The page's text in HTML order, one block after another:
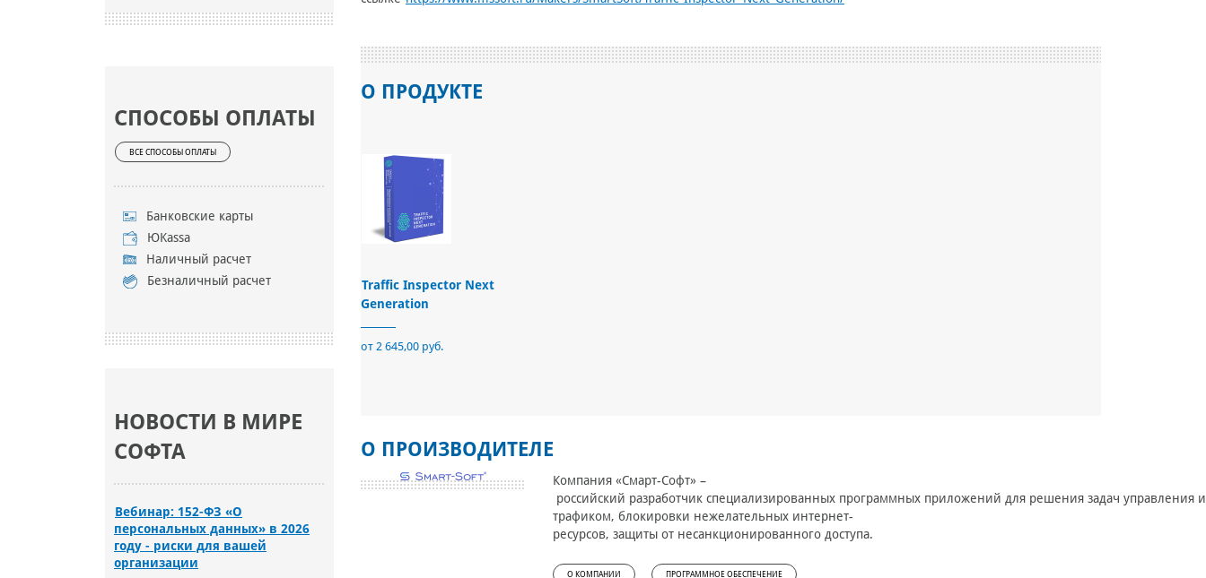
СПОСОБЫ ОПЛАТЫ
ВСЕ СПОСОБЫ ОПЛАТЫ
Банковские карты
ЮKassa
Наличный расчет
Безналичный расчет
НОВОСТИ В МИРЕ
СОФТА
Вебинар: 152-ФЗ «О
персональных данных» в 2026
году - риски для вашей
организации
О ПРОДУКТЕ
Traffic Inspector Next
Generation
от 2 645,00 руб.
О ПРОИЗВОДИТЕЛЕ
Компания «Смарт-Софт» –
российский разработчик специализированных программных приложений для решения задач управления
трафиком, блокировки нежелательных интернет-
ресурсов, защиты от несанкционированного доступа.
О КОМПАНИИ ПРОГРАММНОЕ ОБЕСПЕЧЕНИЕ